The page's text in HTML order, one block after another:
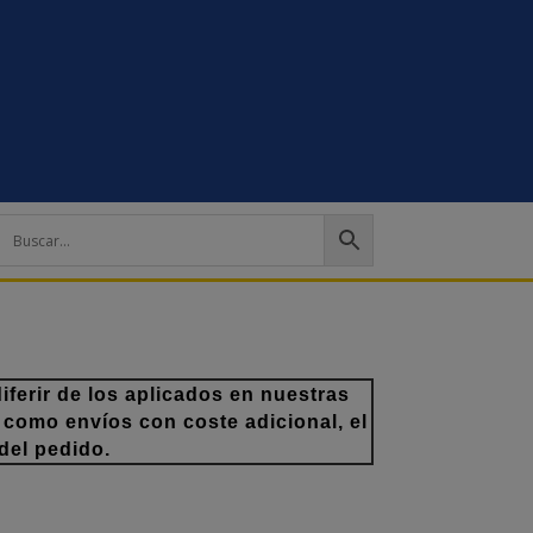
de los aplicados en nuestras
envíos con coste adicional, el
pedido.